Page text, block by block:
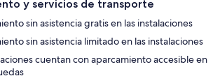
y servicios de transporte
sin asistencia gratis en las instalaciones
sin asistencia limitado en las instalaciones
cuentan con aparcamiento accesible en